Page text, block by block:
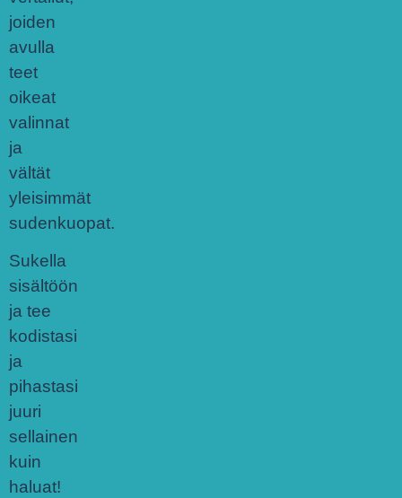
joiden
avulla
teet
oikeat
valinnat
ja
vältät
yleisimmät
sudenkuopat.
Sukella
sisältöön
ja tee
kodistasi
ja
pihastasi
juuri
sellainen
kuin
haluat!